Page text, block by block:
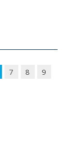
7 8
9